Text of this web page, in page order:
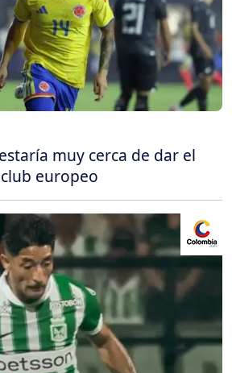
muy cerca de dar el
europeo